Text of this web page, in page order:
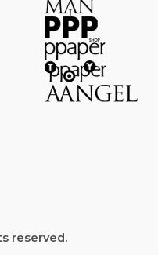
reserved.